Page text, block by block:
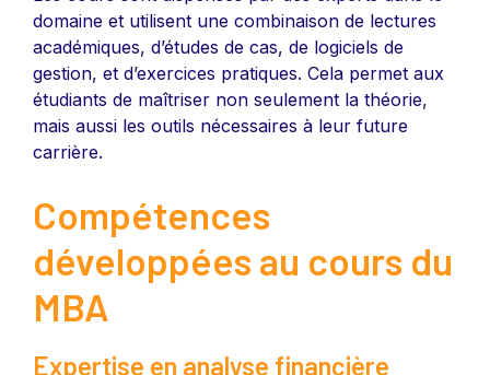
domaine et utilisent une combinaison de lectures
académiques, d’études de cas, de logiciels de
gestion, et d’exercices pratiques. Cela permet aux
étudiants de maîtriser non seulement la théorie,
mais aussi les outils nécessaires à leur future
carrière.
Compétences
développées au cours du
MBA
Expertise en analyse financière